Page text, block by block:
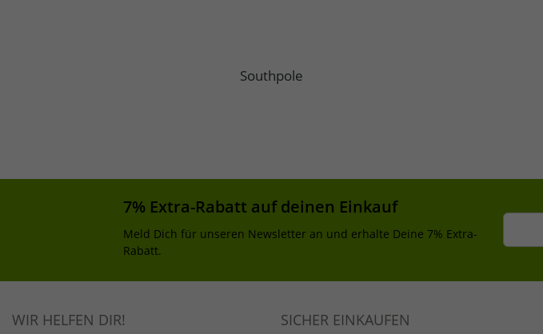
Southpole
7% Extra-Rabatt auf deinen Einkauf
Meld Dich für unseren Newsletter an und erhalte Deine 7% Extra-
Rabatt.
WIR HELFEN DIR! SICHER EINKAUFEN